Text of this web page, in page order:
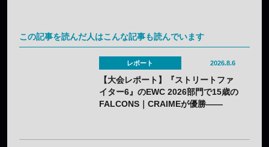
この記事を読んだ人はこんな記事も読んでいます
レポート 2026.8.6
【大会レポート】『ストリートファ
イター6』のEWC 2026部門で15歳の
FALCONS｜CRAIMEが優勝——